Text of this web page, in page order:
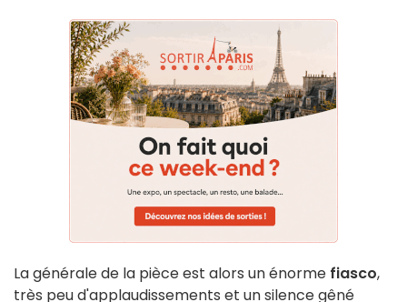
La générale de la pièce est alors un énorme fiasco,
très peu d'applaudissements et un silence gêné